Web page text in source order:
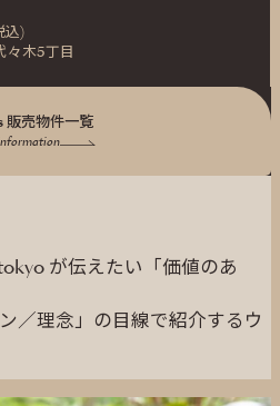
込)
々木5丁目
販売物件一覧
が伝えたい「価値のあ
／理念」の目線で紹介するウ